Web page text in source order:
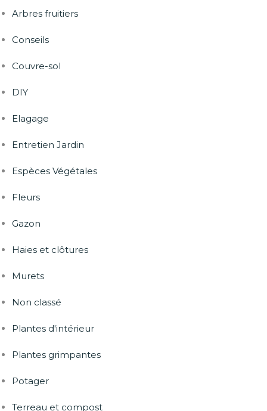
Arbres fruitiers
Conseils
Couvre-sol
DIY
Elagage
Entretien Jardin
Espèces Végétales
Fleurs
Gazon
Haies et clôtures
Murets
Non classé
Plantes d'intérieur
Plantes grimpantes
Potager
Terreau et compost